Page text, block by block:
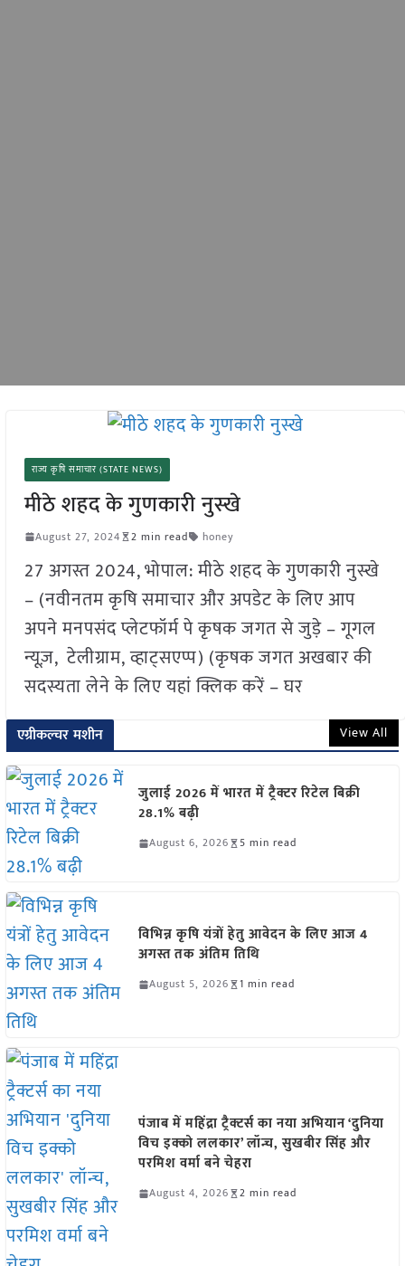
राज्य कृषि समाचार (STATE NEWS)
मीठे शहद के गुणकारी नुस्खे
August 27, 2024 2 min read honey
27 अगस्त 2024, भोपाल: मीठे शहद के गुणकारी नुस्खे
– (नवीनतम कृषि समाचार और अपडेट के लिए आप
अपने मनपसंद प्लेटफॉर्म पे कृषक जगत से जुड़े – गूगल
न्यूज़, टेलीग्राम, व्हाट्सएप्प) (कृषक जगत अखबार की
सदस्यता लेने के लिए यहां क्लिक करें – घर
एग्रीकल्चर मशीन View All
जुलाई 2026 में भारत में ट्रैक्टर रिटेल बिक्री
28.1% बढ़ी
August 6, 2026 5 min read
विभिन्न कृषि यंत्रों हेतु आवेदन के लिए आज 4
अगस्त तक अंतिम तिथि
August 5, 2026 1 min read
पंजाब में महिंद्रा ट्रैक्टर्स का नया अभियान ‘दुनिया
विच इक्को ललकार’ लॉन्च, सुखबीर सिंह और
परमिश वर्मा बने चेहरा
August 4, 2026 2 min read